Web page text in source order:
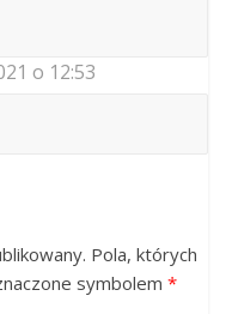
o 12:53
Pola, których
symbolem *